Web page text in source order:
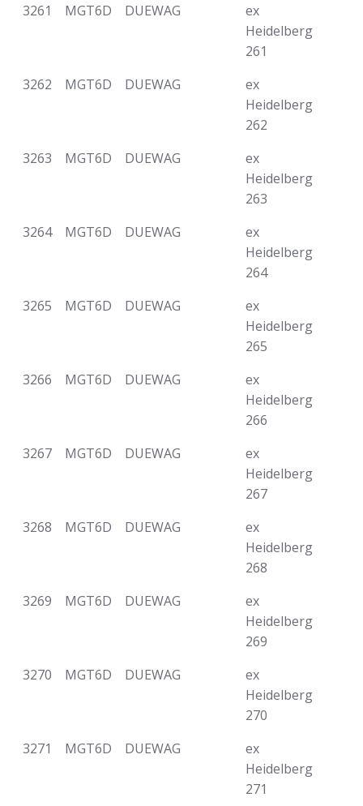
3261 MGT6D DUEWAG
ex
Heidelberg
261
3262
MGT6D DUEWAG
ex
Heidelberg
262
3263
MGT6D DUEWAG
ex
Heidelberg
263
3264
MGT6D DUEWAG
ex
Heidelberg
264
3265
MGT6D DUEWAG
ex
Heidelberg
265
3266
MGT6D DUEWAG
ex
Heidelberg
266
3267
MGT6D DUEWAG
ex
Heidelberg
267
3268
MGT6D DUEWAG
ex
Heidelberg
268
3269
MGT6D DUEWAG
ex
Heidelberg
269
3270
MGT6D DUEWAG
ex
Heidelberg
270
3271
MGT6D DUEWAG
ex
Heidelberg
271